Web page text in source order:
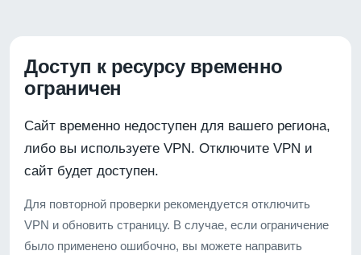
Доступ к ресурсу временно
ограничен
Сайт временно недоступен для вашего региона,
либо вы используете VPN. Отключите VPN и
сайт будет доступен.
Для повторной проверки рекомендуется отключить
VPN и обновить страницу. В случае, если ограничение
было применено ошибочно, вы можете направить